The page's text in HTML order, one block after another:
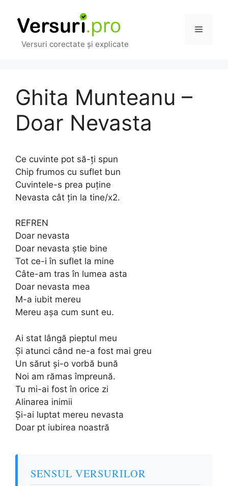
conținut
Versuri corectate și explicate
Meniu
Ghita Munteanu –
Doar Nevasta
Ce cuvinte pot să-ți spun
Chip frumos cu suflet bun
Cuvintele-s prea puține
Nevasta cât țin la tine/x2.
REFREN
Doar nevasta
Doar nevasta știe bine
Tot ce-i în suflet la mine
Câte-am tras în lumea asta
Doar nevasta mea
M-a iubit mereu
Mereu așa cum sunt eu.
Ai stat lângă pieptul meu
Și atunci când ne-a fost mai greu
Un sărut și-o vorbă bună
Noi am rămas împreună.
Tu mi-ai fost în orice zi
Alinarea inimii
Și-ai luptat mereu nevasta
Doar pt iubirea noastră
SENSUL VERSURILOR